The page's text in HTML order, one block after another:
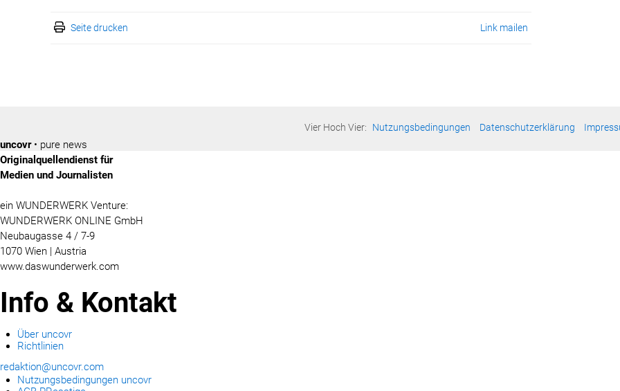
Seite drucken Link mailen
Vier Hoch Vier: Nutzungsbedingungen Datenschutzerklärung
uncovr• pure news
Originalquellendienst für
Medien und Journalisten
ein WUNDERWERK Venture:
WUNDERWERK ONLINE GmbH
Neubaugasse 4 / 7-9
1070 Wien | Austria
www.daswunderwerk.com
Info & Kontakt
Über uncovr
Richtlinien
redaktion@uncovr.com
Nutzungsbedingungen uncovr